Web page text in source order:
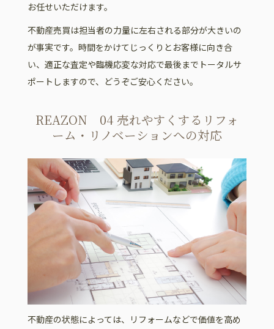
お任せいただけます。
不動産売買は担当者の力量に左右される部分が大きいの
が事実です。時間をかけてじっくりとお客様に向き合
い、適正な査定や臨機応変な対応で最後までトータルサ
ポートしますので、どうぞご安心ください。
REAZON 04 売れやすくするリフォ
ーム・リノベーションへの対応
不動産の状態によっては、リフォームなどで価値を高め